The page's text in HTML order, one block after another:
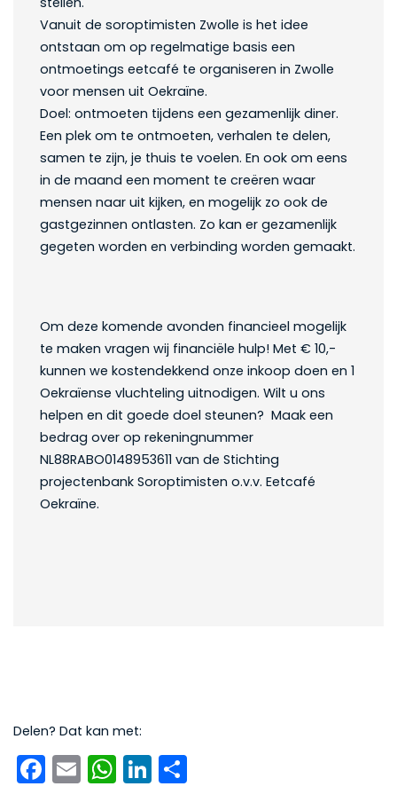
Vanuit de soroptimisten Zwolle is het idee
ontstaan om op regelmatige basis een
ontmoetings eetcafé te organiseren in Zwolle
voor mensen uit Oekraïne.
Doel: ontmoeten tijdens een gezamenlijk diner.
Een plek om te ontmoeten, verhalen te delen,
samen te zijn, je thuis te voelen. En ook om eens
in de maand een moment te creëren waar
mensen naar uit kijken, en mogelijk zo ook de
gastgezinnen ontlasten. Zo kan er gezamenlijk
gegeten worden en verbinding worden gemaakt.
Om deze komende avonden financieel mogelijk
te maken vragen wij financiële hulp! Met € 10,-
kunnen we kostendekkend onze inkoop doen en 1
Oekraïense vluchteling uitnodigen. Wilt u ons
helpen en dit goede doel steunen? Maak een
bedrag over op rekeningnummer
NL88RABO0148953611 van de Stichting
projectenbank Soroptimisten o.v.v. Eetcafé
Oekraïne.
Delen? Dat kan met:
Facebook
EmailWhatsApp
LinkedIn